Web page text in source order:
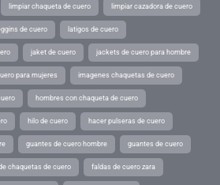
limpiar chaqueta de cuero limpiar cazadora de cuero
de cuero latigos de cuero
jaket de cuero jackets de cuero para hombre
para mujeres imagenes chaquetas de cuero
hombres con chaqueta de cuero
hilo de cuero hacer pulseras de cuero
guantes de cuero hombre guantes de cuero
chaquetas de cuero faldas de cuero zara